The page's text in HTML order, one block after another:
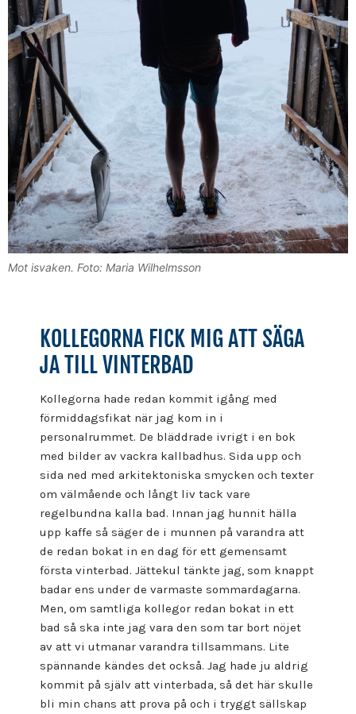
Mot isvaken. Foto: Maria Wilhelmsson
KOLLEGORNA FICK MIG ATT SÄGA
JA TILL VINTERBAD
Kollegorna hade redan kommit igång med
förmiddagsfikat när jag kom in i
personalrummet. De bläddrade ivrigt i en bok
med bilder av vackra kallbadhus. Sida upp och
sida ned med arkitektoniska smycken och texter
om välmående och långt liv tack vare
regelbundna kalla bad. Innan jag hunnit hälla
upp kaffe så säger de i munnen på varandra att
de redan bokat in en dag för ett gemensamt
första vinterbad. Jättekul tänkte jag, som knappt
badar ens under de varmaste sommardagarna.
Men, om samtliga kollegor redan bokat in ett
bad så ska inte jag vara den som tar bort nöjet
av att vi utmanar varandra tillsammans. Lite
spännande kändes det också. Jag hade ju aldrig
kommit på själv att vinterbada, så det här skulle
bli min chans att prova på och i tryggt sällskap